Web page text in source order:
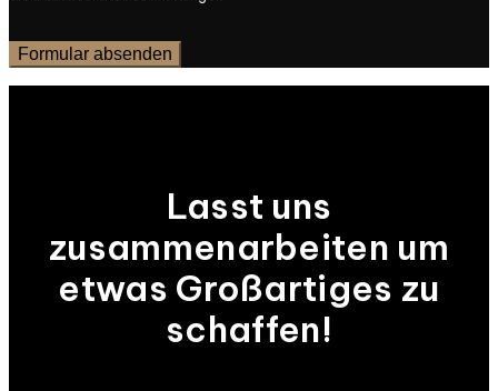
Lasst uns
zusammenarbeiten um
etwas Großartiges zu
schaffen!